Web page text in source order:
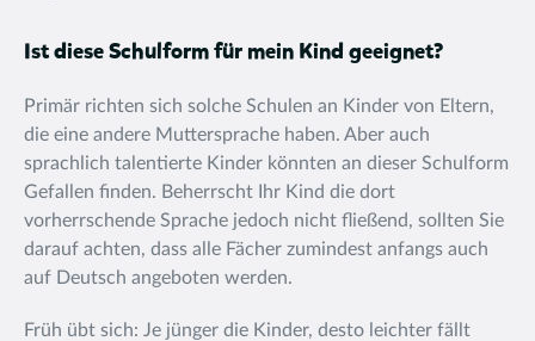
Ist diese Schulform für mein Kind geeignet?
Primär richten sich solche Schulen an Kinder von Eltern,
die eine andere Muttersprache haben. Aber auch
sprachlich talentierte Kinder könnten an dieser Schulform
Gefallen finden. Beherrscht Ihr Kind die dort
vorherrschende Sprache jedoch nicht fließend, sollten Sie
darauf achten, dass alle Fächer zumindest anfangs auch
auf Deutsch angeboten werden.
Früh übt sich: Je jünger die Kinder, desto leichter fällt